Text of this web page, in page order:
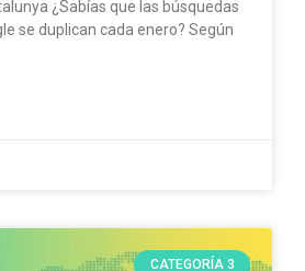
¿Sabías que las búsquedas
se duplican cada enero? Según
CATEGORÍA 3